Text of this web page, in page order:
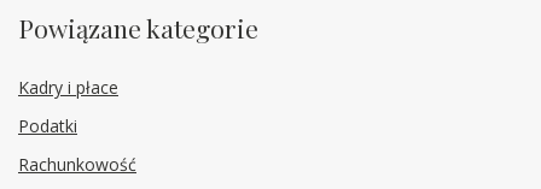
Powiązane kategorie
Kadry i płace
Podatki
Rachunkowość